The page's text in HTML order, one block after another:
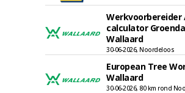
Werkvoorbereider
calculator
Wallaard
30-06-2026, Noordeloos
European Tree
Wallaard
30-06-2026, 80 km rond